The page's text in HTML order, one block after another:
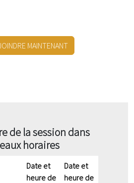
MAINTENANT
de la session dans
horaires
Date et
heure de
Date et
heure de